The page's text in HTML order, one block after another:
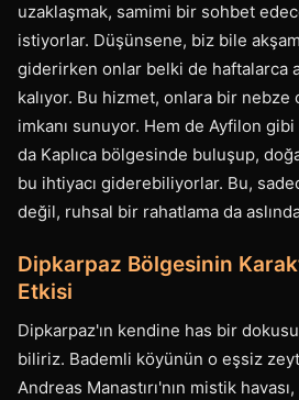
uzaklaşmak, samimi bir sohbet
istiyorlar. Düşünsene, biz bile
giderirken onlar belki de haftalarca
kalıyor. Bu hizmet, onlara bir nebze
imkanı sunuyor. Hem de Ayfilon
da Kaplıca bölgesinde buluşup,
bu ihtiyacı giderebiliyorlar. Bu,
değil, ruhsal bir rahatlama da
Dipkarpaz Bölgesinin
Etkisi
Dipkarpaz'ın kendine has bir
biliriz. Bademli köyünün o eşsiz
Andreas Manastırı'nın mistik